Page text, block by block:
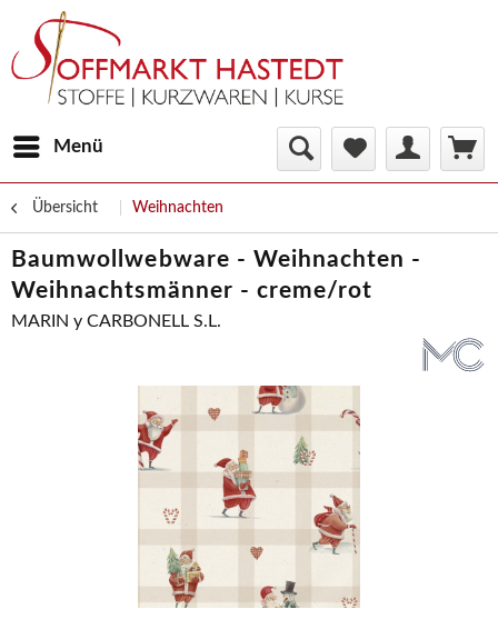
Menü
Übersicht Weihnachten
Baumwollwebware - Weihnachten -
Weihnachtsmänner - creme/rot
MARIN y CARBONELL S.L.